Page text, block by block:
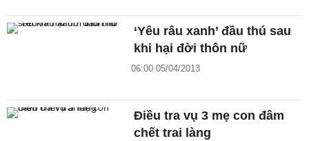
‘Yêu râu xanh’ đầu thú sau
khi hại đời thôn nữ
06:00 05/04/2013
Điều tra vụ 3 mẹ con đâm
chết trai làng